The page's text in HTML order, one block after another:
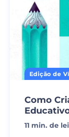
Edição de
Como
11 min. de